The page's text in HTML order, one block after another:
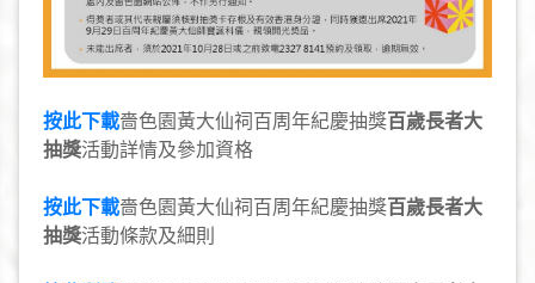
按此下載嗇色園黃大仙祠百周年紀慶抽獎百歲長者大
抽獎活動詳情及參加資格
按此下載嗇色園黃大仙祠百周年紀慶抽獎百歲長者大
抽獎活動條款及細則